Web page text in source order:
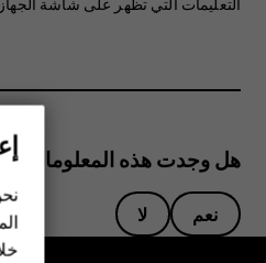
الهواتف الذكية
الهواتف
هل وجدت هذه المعلومات
نعم لا